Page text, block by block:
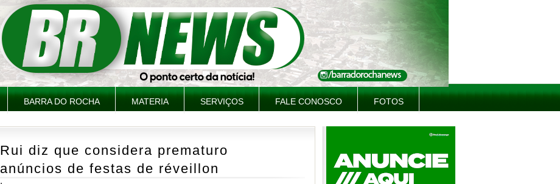
BARRA DO ROCHA MATERIA SERVIÇOS FALE CONOSCO FOTOS
Rui diz que considera prematuro
anúncios de festas de réveillon